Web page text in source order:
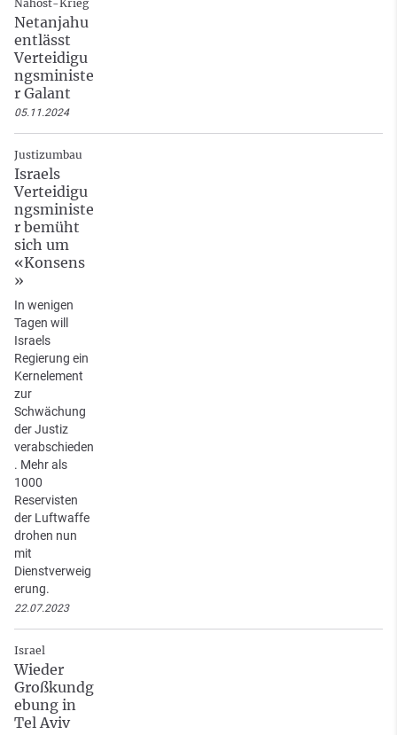
Nahost-Krieg
Netanjahu
entlässt
Verteidigu
ngsministe
r Galant
05.11.2024
Justizumbau
Israels
Verteidigu
ngsministe
r bemüht
sich um
«Konsens
»
In wenigen
Tagen will
Israels
Regierung ein
Kernelement
zur
Schwächung
der Justiz
verabschieden
. Mehr als
1000
Reservisten
der Luftwaffe
drohen nun
mit
Dienstverweig
erung.
22.07.2023
Israel
Wieder
Großkundg
ebung in
Tel Aviv